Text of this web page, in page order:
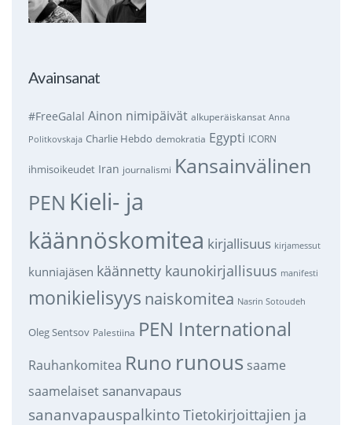
Avainsanat
#FreeGalal Ainon nimipäivät alkuperäiskansat Anna
Politkovskaja Charlie Hebdo demokratia Egypti ICORN
ihmisoikeudet Iran journalismi Kansainvälinen
PEN Kieli- ja
käännöskomitea kirjallisuus kirjamessut
kunniajäsen käännetty kaunokirjallisuus manifesti
monikielisyys naiskomitea Nasrin Sotoudeh
Oleg Sentsov Palestiina PEN International
Rauhankomitea Runo runous saame
saamelaiset sananvapaus
sananvapauspalkintoTietokirjoittajien ja